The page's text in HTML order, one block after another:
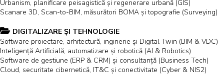
Urbanism, planificare peisagistică și regenerare urbană (GIS)
Scanare 3D, Scan-to-BIM, măsurători BOMA și topografie (Surveying)
DIGITALIZARE ȘI TEHNOLOGIE
Software proiectare, arhitectură, inginerie și Digital Twin (BIM & VDC)
Inteligență Artificială, automatizare și robotică (AI & Robotics)
Software de gestiune (ERP & CRM) și consultanță (Business Tech)
Cloud, securitate cibernetică, IT&C și conectivitate (Cyber & NIS2)